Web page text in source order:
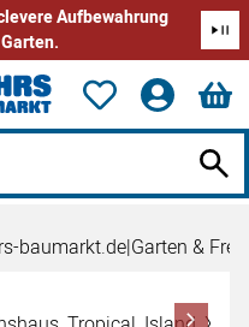
Aufbewahrung
baumarkt.de|Garten &